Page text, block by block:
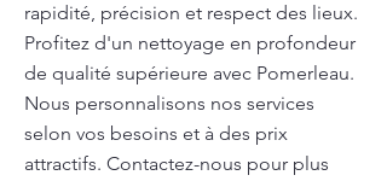
rapidité, précision et respect des lieux.
Profitez d'un nettoyage en profondeur
de qualité supérieure avec Pomerleau.
Nous personnalisons nos services
selon vos besoins et à des prix
attractifs. Contactez-nous pour plus